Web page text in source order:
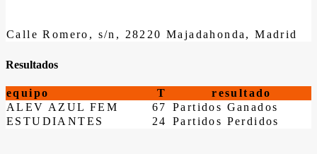
Calle Romero, s/n, 28220 Majadahonda, Madrid
Resultados
equipo T
resultado
ALEV AZUL FEM
67
Partidos Ganados
ESTUDIANTES
24 Partidos Perdidos